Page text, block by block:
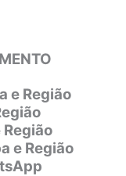
e Região
e Região